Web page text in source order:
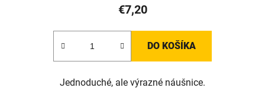
€7,20
DO KOŠÍKA
Jednoduché, ale výrazné náušnice.